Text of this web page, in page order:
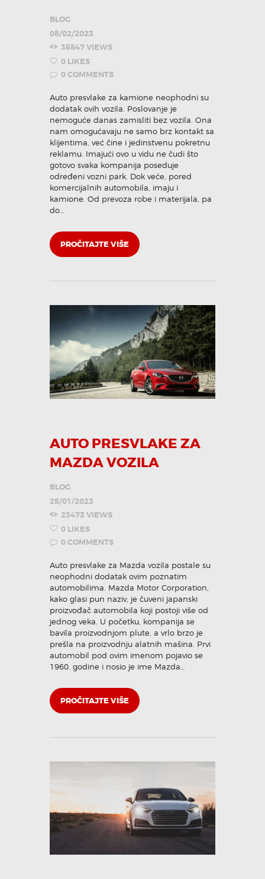
BLOG
08/02/2023
36547VIEWS
0 LIKES
0COMMENTS
Auto presvlake za kamione neophodni su
dodatak ovih vozila. Poslovanje je
nemoguće danas zamisliti bez vozila. Ona
nam omogućavaju ne samo brz kontakt sa
klijentima, već čine i jedinstvenu pokretnu
reklamu. Imajući ovo u vidu ne čudi što
gotovo svaka kompanija poseduje
određeni vozni park. Dok veće, pored
komercijalnih automobila, imaju i
kamione. Od prevoza robe i materijala, pa
do…
PROČITAJTE VIŠE
AUTO PRESVLAKE ZA
MAZDA VOZILA
BLOG
25/01/2023
23473 VIEWS
0 LIKES
0COMMENTS
Auto presvlake za Mazda vozila postale su
neophodni dodatak ovim poznatim
automobilima. Mazda Motor Corporation,
kako glasi pun naziv, je čuveni japanski
proizvođač automobila koji postoji više od
jednog veka. U početku, kompanija se
bavila proizvodnjom plute, a vrlo brzo je
prešla na proizvodnju alatnih mašina. Prvi
automobil pod ovim imenom pojavio se
1960. godine i nosio je ime Mazda…
PROČITAJTE VIŠE